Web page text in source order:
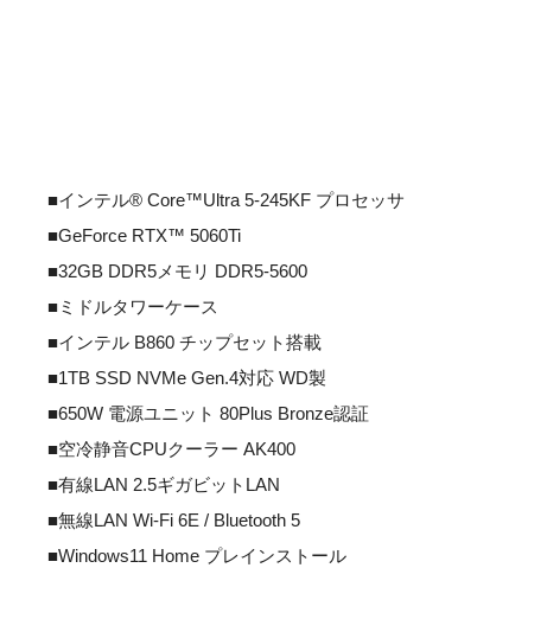
■インテル® Core™Ultra 5-245KF プロセッサ
■GeForce RTX™ 5060Ti
■32GB DDR5メモリ DDR5-5600
■ミドルタワーケース
■インテル B860 チップセット搭載
■1TB SSD NVMe Gen.4対応 WD製
■650W 電源ユニット 80Plus Bronze認証
■空冷静音CPUクーラー AK400
■有線LAN 2.5ギガビットLAN
■無線LAN Wi-Fi 6E / Bluetooth 5
■Windows11 Home プレインストール